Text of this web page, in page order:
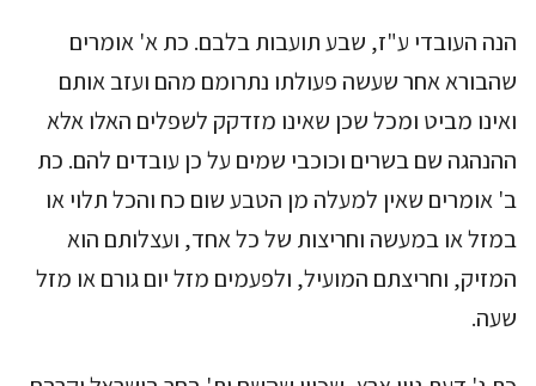
הנה העובדי ע"ז, שבע תועבות בלבם. כת א' אומרים
שהבורא אחר שעשה פעולתו נתרומם מהם ועזב אותם
ואינו מביט ומכל שכן שאינו מזדקק לשפלים האלו אלא
ההנהגה שם בשרים וכוכבי שמים על כן עובדים להם. כת
ב' אומרים שאין למעלה מן הטבע שום כח והכל תלוי או
במזל או במעשה וחריצות של כל אחד, ועצלותם הוא
המזיק, וחריצתם המועיל, ולפעמים מזל יום גורם או מזל
שעה.